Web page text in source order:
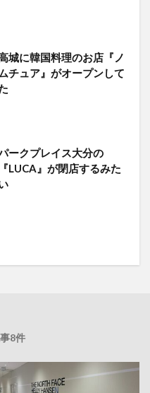
城に韓国料理のお店『ノ
チュア』がオープンして
ークプレイス大分の
『LUCA』が閉店するみた
8件